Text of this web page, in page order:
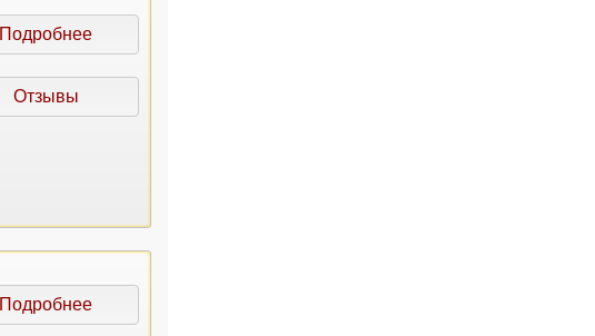
Подробнее
Отзывы
Подробнее